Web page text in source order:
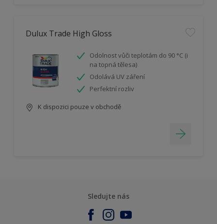
Dulux Trade High Gloss
Odolnost vůči teplotám do 90 °C (i
na topná tělesa)
Odolává UV záření
Perfektní rozliv
K dispozici pouze v obchodě
Sledujte nás